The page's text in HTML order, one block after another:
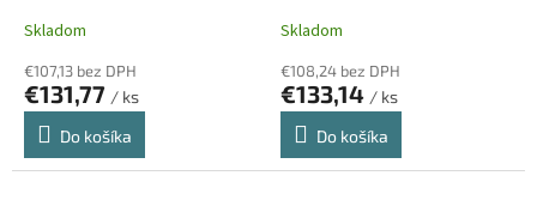
čierna, 3k
Skladom
€107,13 bez DPH
€131,77 / ks
Do košíka
L5200DW, HL-L6300DW,
Skladom
€108,24 bez DPH
€133,14 / ks
Do košíka